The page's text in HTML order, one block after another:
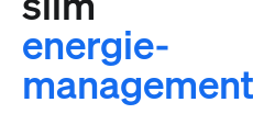
energie-